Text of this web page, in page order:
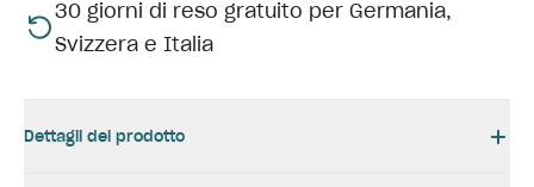
30 giorni di reso gratuito per Germania,
Svizzera e Italia
Dettagli del prodotto